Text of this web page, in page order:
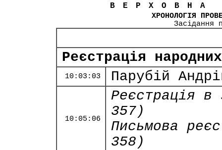
ХРОНОЛОГІЯ
Засідання
Реєстрація
10:03:03 Парубій
10:05:06
Реєстрація в
357)
Письмова
358)